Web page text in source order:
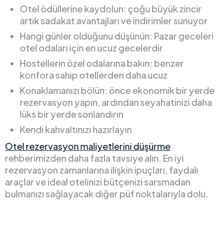
Otel ödüllerine kaydolun: çoğu büyük zincir
artık sadakat avantajları ve indirimler sunuyor
Hangi günler olduğunu düşünün: Pazar geceleri
otel odaları için en ucuz gecelerdir
Hostellerin özel odalarına bakın: benzer
konfora sahip otellerden daha ucuz
Konaklamanızı bölün: önce ekonomik bir yerde
rezervasyon yapın, ardından seyahatinizi daha
lüks bir yerde sonlandırın
Kendi kahvaltınızı hazırlayın
Otel rezervasyon maliyetlerini düşürme
rehberimizden daha fazla tavsiye alın. En iyi
rezervasyon zamanlarına ilişkin ipuçları, faydalı
araçlar ve ideal otelinizi bütçenizi sarsmadan
bulmanızı sağlayacak diğer püf noktalarıyla dolu.